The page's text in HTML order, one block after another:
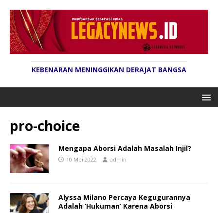
KEBENARAN MENINGGIKAN DERAJAT BANGSA
pro-choice
Mengapa Aborsi Adalah Masalah Injil?
10 Mei 2022 admin
Alyssa Milano Percaya Kegugurannya
Adalah ‘Hukuman’ Karena Aborsi